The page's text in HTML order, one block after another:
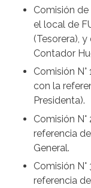
Comisión
el local de
(Tesorera),
Contador
Comisión N°
con la
Presidenta).
Comisión N°
referencia
General.
Comisión N°
referencia